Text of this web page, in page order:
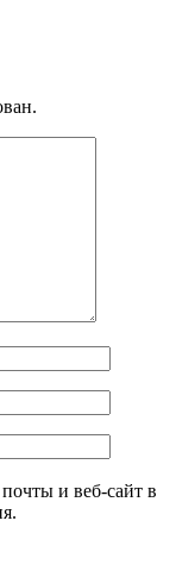
и веб-сайт в